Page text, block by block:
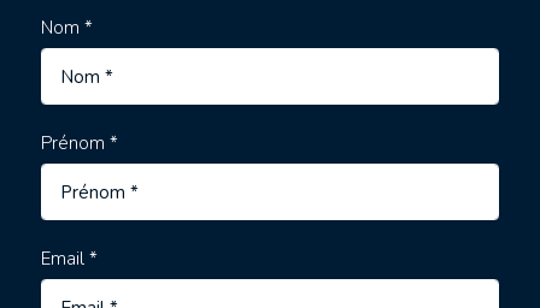
Nom *
Prénom *
Email *